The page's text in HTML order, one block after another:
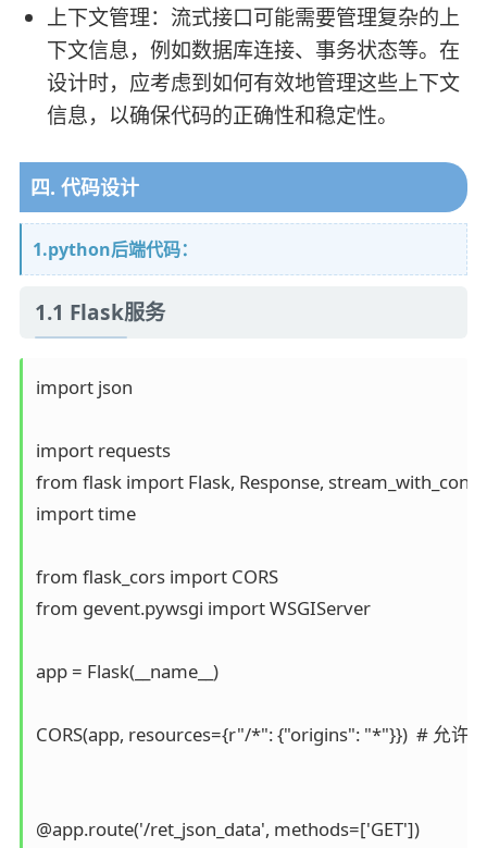
上下文管理：流式接口可能需要管理复杂的上
下文信息，例如数据库连接、事务状态等。在
设计时，应考虑到如何有效地管理这些上下文
信息，以确保代码的正确性和稳定性。
四. 代码设计
1.python后端代码：
1.1 Flask服务
import json
import requests
from flask import Flask, Response,
import time
from flask_cors import CORS
from gevent.pywsgi import WSGIServer
app = Flask(__name__)
CORS(app, resources={r"/*": {"origins": "*"}})  # 允许
@app.route('/ret_json_data', methods=['GET'])